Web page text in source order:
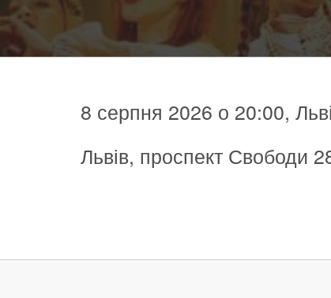
8 серпня 2026 о 20:00,
Львів, проспект Свободи